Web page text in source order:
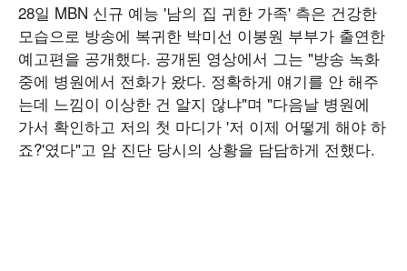
28일 MBN 신규 예능 '남의 집 귀한 가족' 측은 건강한
모습으로 방송에 복귀한 박미선 이봉원 부부가 출연한
예고편을 공개했다. 공개된 영상에서 그는 "방송 녹화
중에 병원에서 전화가 왔다. 정확하게 얘기를 안 해주
는데 느낌이 이상한 건 알지 않냐"며 "다음날 병원에
가서 확인하고 저의 첫 마디가 '저 이제 어떻게 해야 하
죠?'였다"고 암 진단 당시의 상황을 담담하게 전했다.